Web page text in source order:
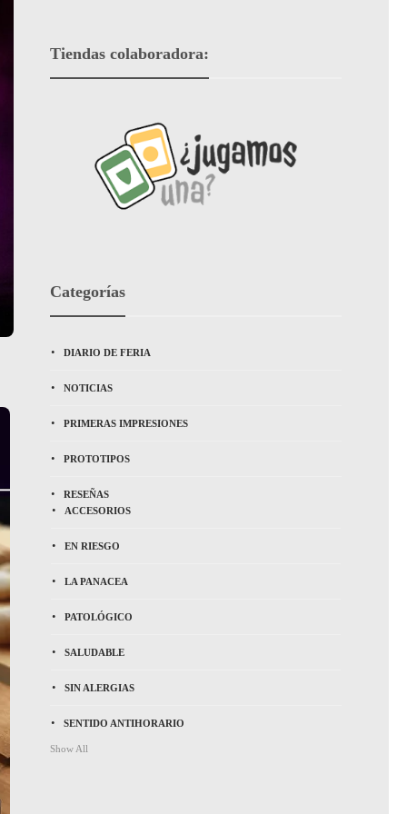
Tiendas colaboradora:
Categorías
DIARIO DE FERIA
NOTICIAS
PRIMERAS IMPRESIONES
PROTOTIPOS
RESEÑAS
ACCESORIOS
EN RIESGO
LA PANACEA
PATOLÓGICO
SALUDABLE
SIN ALERGIAS
SENTIDO ANTIHORARIO
Show All